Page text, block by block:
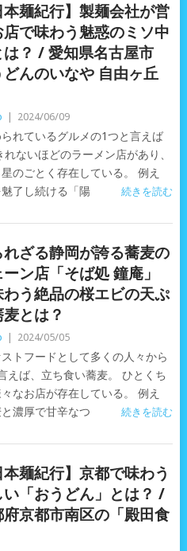
本麺紀行】製麺会社が営
店で味わう魅惑のミソ中
は？ / 愛知県名古屋市
どんのいなや 自由ヶ丘
2024/06/09
れているグルメの1つと言えば
ないほどのラーメン店があり、
のごとく存在している。 例え
了し続ける「陽
続きを読む
れざる静岡が誇る蕎麦の
ン店「そば処 鐘庵」
わう絶品の桜エビの天ぷ
麦とは？
2024/05/05
トフードとして多くの人々から
えば、立ち食い蕎麦。 ひとくち
なお店が存在している。 例え
濃厚で甘辛なつ
続きを読む
本麺紀行】京都で味わう
い「おうどん」とは？ /
府京都市南区の「殿田食